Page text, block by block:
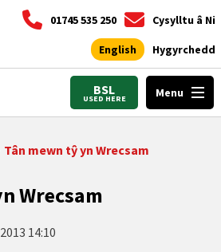
01745 535 250 Cysylltu â Ni
English Hygyrchedd
BSL
USED HERE Menu
Tân mewn tŷ yn Wrecsam
Wrecsam
14:10